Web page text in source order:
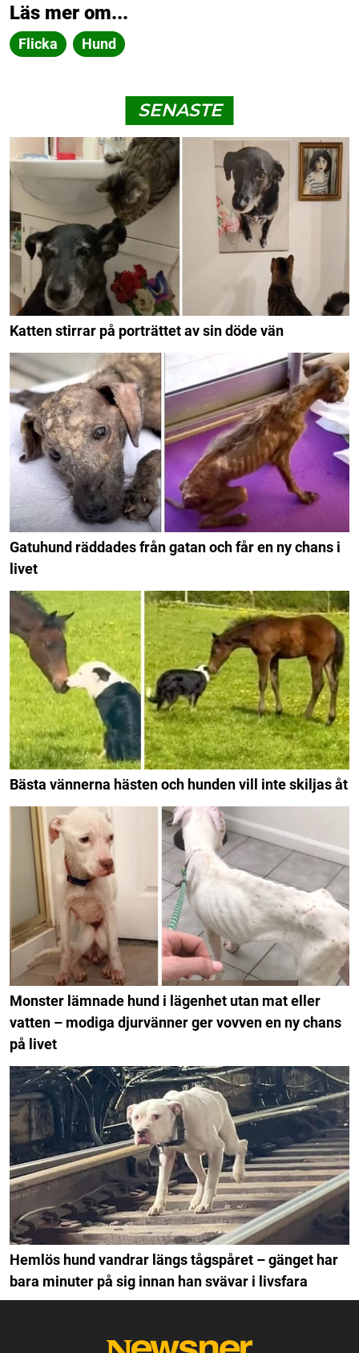
Läs mer om...
Flicka Hund
SENASTE
Katten stirrar på porträttet av sin döde vän
Gatuhund räddades från gatan och får en ny chans i
livet
Bästa vännerna hästen och hunden vill inte skiljas åt
Monster lämnade hund i lägenhet utan mat eller
vatten – modiga djurvänner ger vovven en ny chans
på livet
Hemlös hund vandrar längs tågspåret – gänget har
bara minuter på sig innan han svävar i livsfara